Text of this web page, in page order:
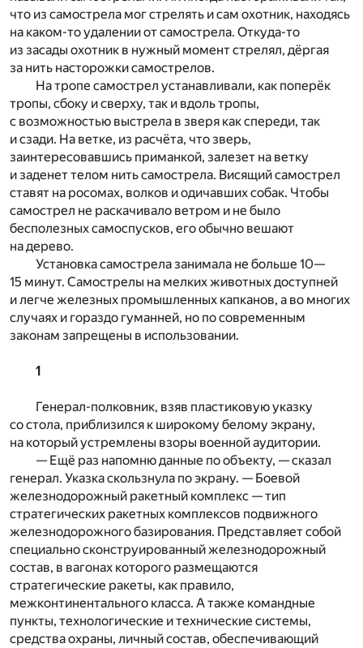
что из самострела мог стрелять и сам охотник, находясь
на каком-то удалении от самострела. Откуда-то
из засады охотник в нужный момент стрелял, дёргая
за нить насторожки самострелов.
На тропе самострел устанавливали, как поперёк
тропы, сбоку и сверху, так и вдоль тропы,
с возможностью выстрела в зверя как спереди, так
и сзади. На ветке, из расчёта, что зверь,
заинтересовавшись приманкой, залезет на ветку
и заденет телом нить самострела. Висящий самострел
ставят на росомах, волков и одичавших собак. Чтобы
самострел не раскачивало ветром и не было
бесполезных самоспусков, его обычно вешают
на дерево.
Установка самострела занимала не больше 10—
15 минут. Самострелы на мелких животных доступней
и легче железных промышленных капканов, а во многих
случаях и гораздо гуманней, но по современным
законам запрещены в использовании.
1
Генерал-полковник, взяв пластиковую указку
со стола, приблизился к широкому белому экрану,
на который устремлены взоры военной аудитории.
— Ещё раз напомню данные по объекту, — сказал
генерал. Указка скользнула по экрану. — Боевой
железнодорожный ракетный комплекс — тип
стратегических ракетных комплексов подвижного
железнодорожного базирования. Представляет собой
специально сконструированный железнодорожный
состав, в вагонах которого размещаются
стратегические ракеты, как правило,
межконтинентального класса. А также командные
пункты, технологические и технические системы,
средства охраны, личный состав, обеспечивающий